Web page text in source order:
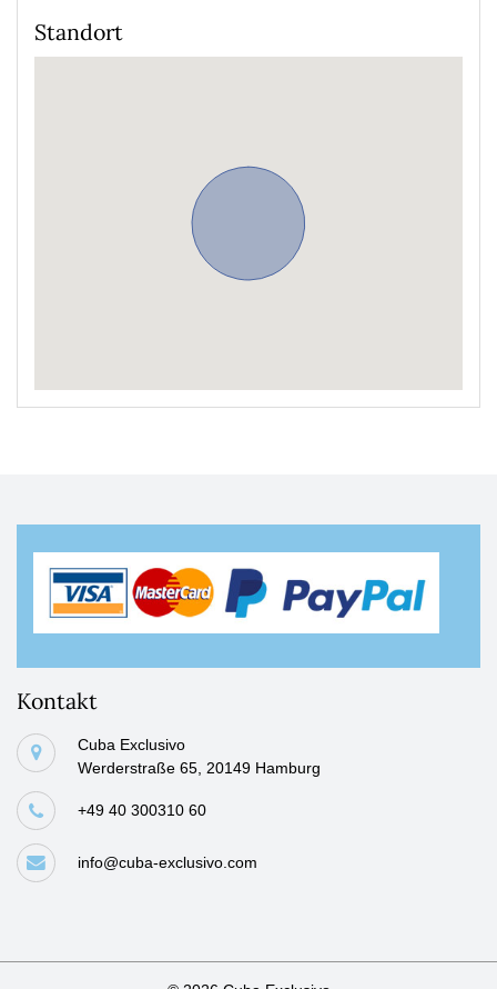
Standort
Kontakt
Cuba Exclusivo
Werderstraße 65, 20149 Hamburg
+49 40 300310 60
info@cuba-exclusivo.com